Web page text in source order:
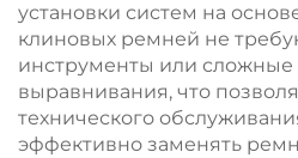
установки систем на
клиновых ремней не
инструменты или
выравнивания, что
технического
эффективно заменять